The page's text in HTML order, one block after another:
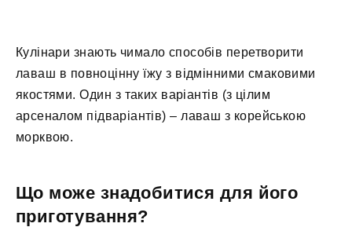
Кулінари знають чимало способів перетворити
лаваш в повноцінну їжу з відмінними смаковими
якостями. Один з таких варіантів (з цілим
арсеналом підваріантів) – лаваш з корейською
морквою.
Що може знадобитися для його
приготування?